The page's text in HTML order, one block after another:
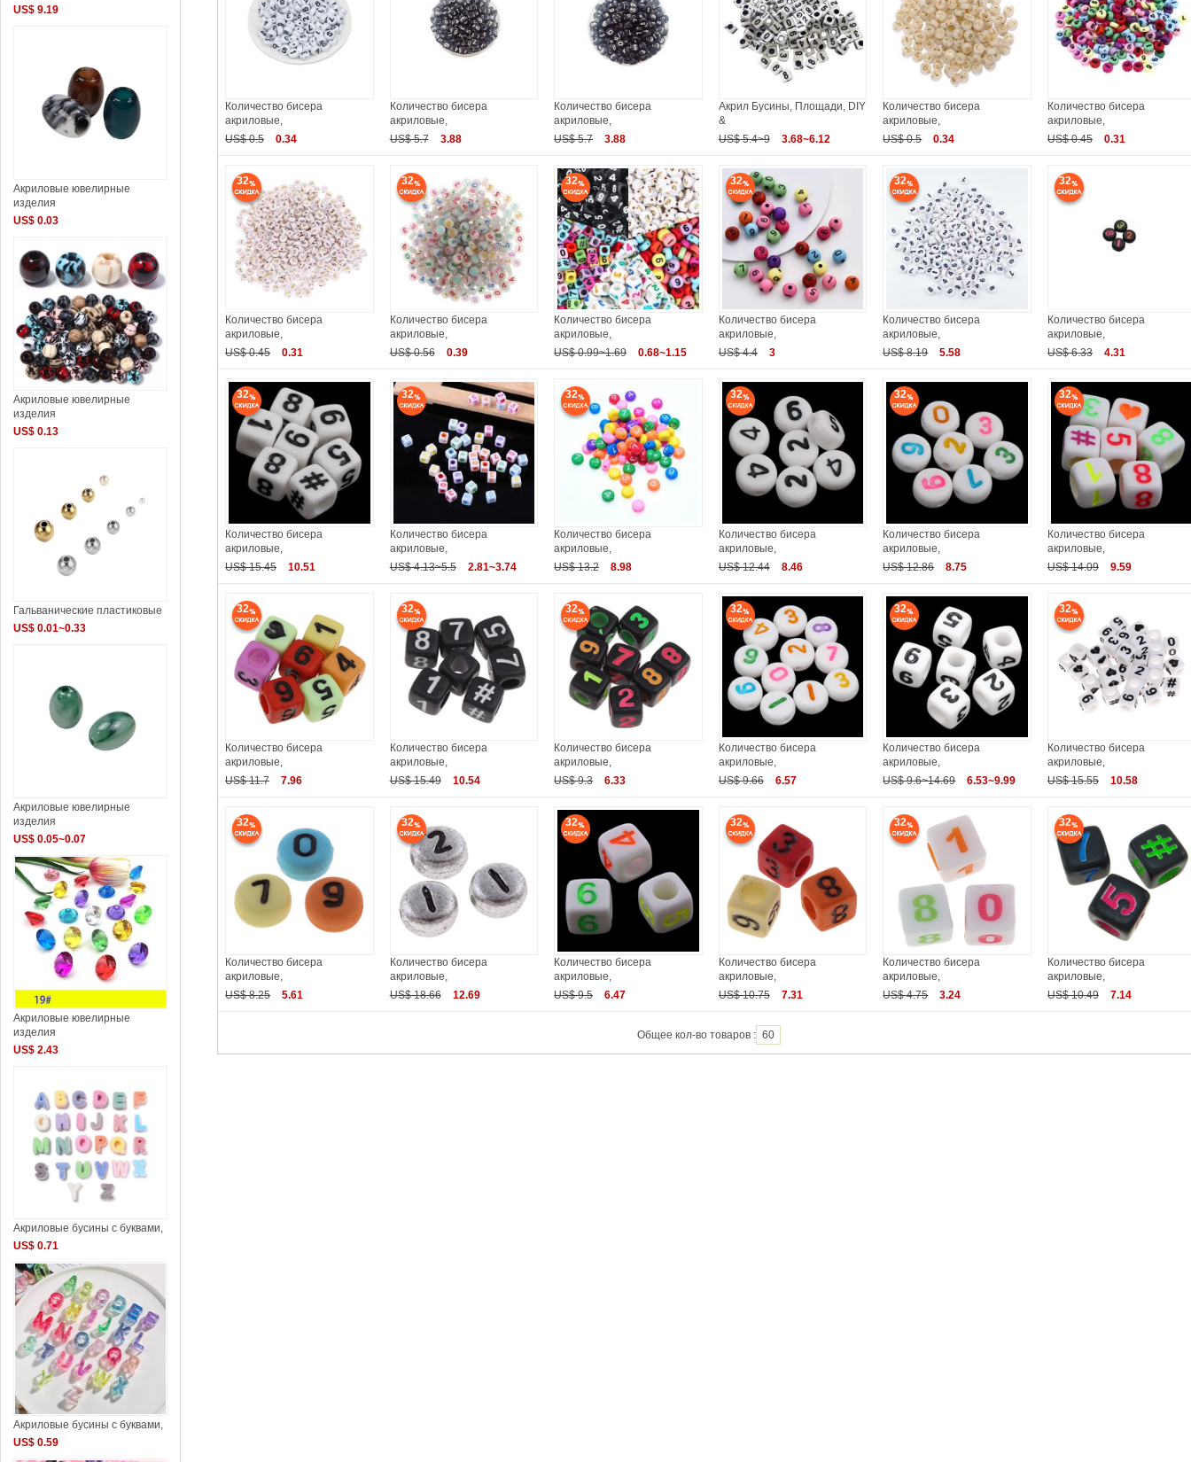
Количество бисера
акриловые,
US$ 0.5
0.34
Количество бисера
акриловые,
US$ 5.7
3.88
Количество бисера
акриловые,
US$ 5.7
3.88
Акрил Бусины, Площади, DIY
&
US$ 5.4~9
3.68~6.12
Количество бисера
акриловые,
US$ 0.5
0.34
Количество бисера
акриловые,
US$ 0.45
0.31
32
Количество бисера
акриловые,
US$ 0.45
0.31
32
Количество бисера
акриловые,
US$ 0.56
0.39
32
Количество бисера
акриловые,
US$ 0.99~1.69
0.68~1.15
32
Количество бисера
акриловые,
US$ 4.4
3
32
Количество бисера
акриловые,
US$ 8.19
5.58
32
Количество бисера
акриловые,
US$ 6.33
4.31
32
Количество бисера
акриловые,
US$ 15.45
10.51
32
Количество бисера
акриловые,
US$ 4.13~5.5
2.81~3.74
32
Количество бисера
акриловые,
US$ 13.2
8.98
32
Количество бисера
акриловые,
US$ 12.44
8.46
32
Количество бисера
акриловые,
US$ 12.86
8.75
32
Количество бисера
акриловые,
US$ 14.09
9.59
32
Количество бисера
акриловые,
US$ 11.7
7.96
32
Количество бисера
акриловые,
US$ 15.49
10.54
32
Количество бисера
акриловые,
US$ 9.3
6.33
32
Количество бисера
акриловые,
US$ 9.66
6.57
32
Количество бисера
акриловые,
US$ 9.6~14.69
6.53~9.99
32
Количество бисера
акриловые,
US$ 15.55
10.58
32
Количество бисера
акриловые,
US$ 8.25
5.61
32
Количество бисера
акриловые,
US$ 18.66
12.69
32
Количество бисера
акриловые,
US$ 9.5
6.47
32
Количество бисера
акриловые,
US$ 10.75
7.31
32
Количество бисера
акриловые,
US$ 4.75
3.24
32
Количество бисера
акриловые,
US$ 10.49
7.14
Общее кол-во товаров : 60
US$ 9.19
Акриловые ювелирные
изделия
US$ 0.03
Акриловые ювелирные
изделия
US$ 0.13
Гальванические пластиковые
US$ 0.01~0.33
Акриловые ювелирные
изделия
US$ 0.05~0.07
Акриловые ювелирные
изделия
US$ 2.43
Акриловые бусины с буквами,
US$ 0.71
Акриловые бусины с буквами,
US$ 0.59